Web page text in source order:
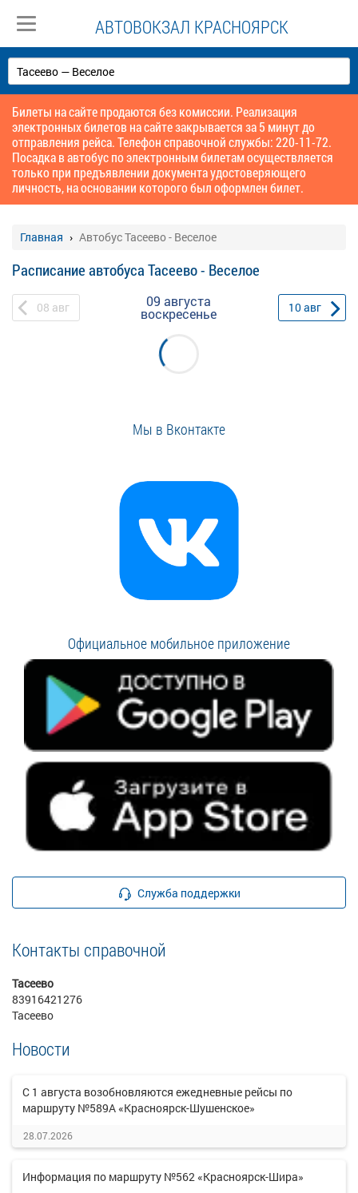
АВТОВОКЗАЛ КРАСНОЯРСК
Билеты на сайте продаются без комиссии. Реализация
электронных билетов на сайте закрывается за 5 минут до
отправления рейса. Телефон справочной службы: 220-11-72.
Посадка в автобус по электронным билетам осуществляется
только при предъявлении документа удостоверяющего
личность, на основании которого был оформлен билет.
Главная Автобус Тасеево - Веселое
Расписание автобуса Тасеево - Веселое
08 авг 09 августа
воскресенье 10авг
Мы в Вконтакте
Официальное мобильное приложение
Служба поддержки
Контакты справочной
Тасеево
83916421276
Тасеево
Новости
С 1 августа возобновляются ежедневные рейсы по
маршруту №589А «Красноярск-Шушенское»
28.07.2026
Информация по маршруту №562 «Красноярск-Шира»